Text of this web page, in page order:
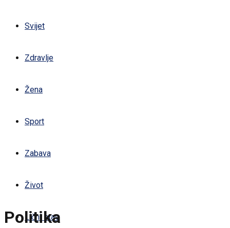
Svijet
Zdravlje
Žena
Sport
Zabava
Život
Lični stav
Politika